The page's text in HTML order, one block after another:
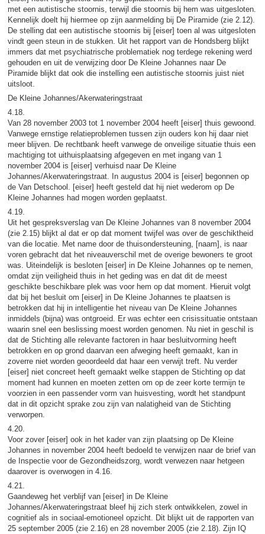
met een autistische stoornis, terwijl die stoornis bij hem was uitgesloten.
Kennelijk doelt hij hiermee op zijn aanmelding bij De Piramide (zie 2.12).
De stelling dat een autistische stoornis bij [eiser] toen al was uitgesloten
vindt geen steun in de stukken. Uit het rapport van de Hondsberg blijkt
immers dat met psychiatrische problematiek nog terdege rekening werd
gehouden en uit de verwijzing door De Kleine Johannes naar De
Piramide blijkt dat ook die instelling een autistische stoornis juist niet
uitsloot.
De Kleine Johannes/Akerwateringstraat
4.18.
Van 28 november 2003 tot 1 november 2004 heeft [eiser] thuis gewoond.
Vanwege ernstige relatieproblemen tussen zijn ouders kon hij daar niet
meer blijven. De rechtbank heeft vanwege de onveilige situatie thuis een
machtiging tot uithuisplaatsing afgegeven en met ingang van 1
november 2004 is [eiser] verhuisd naar De Kleine
Johannes/Akerwateringstraat. In augustus 2004 is [eiser] begonnen op
de Van Detschool. [eiser] heeft gesteld dat hij niet wederom op De
Kleine Johannes had mogen worden geplaatst.
4.19.
Uit het gespreksverslag van De Kleine Johannes van 8 november 2004
(zie 2.15) blijkt al dat er op dat moment twijfel was over de geschiktheid
van die locatie. Met name door de thuisondersteuning, [naam], is naar
voren gebracht dat het niveauverschil met de overige bewoners te groot
was. Uiteindelijk is besloten [eiser] in De Kleine Johannes op te nemen,
omdat zijn veiligheid thuis in het geding was en dat dit de meest
geschikte beschikbare plek was voor hem op dat moment. Hieruit volgt
dat bij het besluit om [eiser] in De Kleine Johannes te plaatsen is
betrokken dat hij in intelligentie het niveau van De Kleine Johannes
inmiddels (bijna) was ontgroeid. Er was echter een crisissituatie ontstaan
waarin snel een beslissing moest worden genomen. Nu niet in geschil is
dat de Stichting alle relevante factoren in haar besluitvorming heeft
betrokken en op grond daarvan een afweging heeft gemaakt, kan in
zoverre niet worden geoordeeld dat haar een verwijt treft. Nu verder
[eiser] niet concreet heeft gemaakt welke stappen de Stichting op dat
moment had kunnen en moeten zetten om op de zeer korte termijn te
voorzien in een passender vorm van huisvesting, wordt het standpunt
dat in dit opzicht sprake zou zijn van nalatigheid van de Stichting
verworpen.
4.20.
Voor zover [eiser] ook in het kader van zijn plaatsing op De Kleine
Johannes in november 2004 heeft bedoeld te verwijzen naar de brief van
de Inspectie voor de Gezondheidszorg, wordt verwezen naar hetgeen
daarover is overwogen in 4.16.
4.21.
Gaandeweg het verblijf van [eiser] in De Kleine
Johannes/Akerwateringstraat bleef hij zich sterk ontwikkelen, zowel in
cognitief als in sociaal-emotioneel opzicht. Dit blijkt uit de rapporten van
25 september 2005 (zie 2.16) en 28 november 2005 (zie 2.18). Zijn IQ